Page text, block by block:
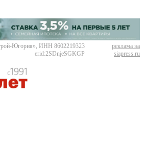
Югория», ИНН 8602219323
erid:2SDnjeSGKGP
реклама на
siapress.ru